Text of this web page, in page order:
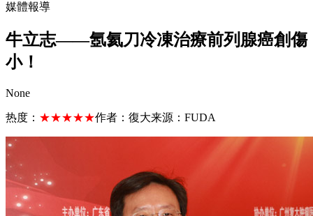
媒體報導
牛立志——氬氦刀冷凍治療前列腺癌創傷
小！
None
热度： ★★★★★作者： 復大来源： FUDA